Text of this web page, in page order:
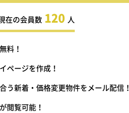
在の会員数 120 人
料！
ページを作成！
う新着・価格変更物件をメール配信！
閲覧可能！